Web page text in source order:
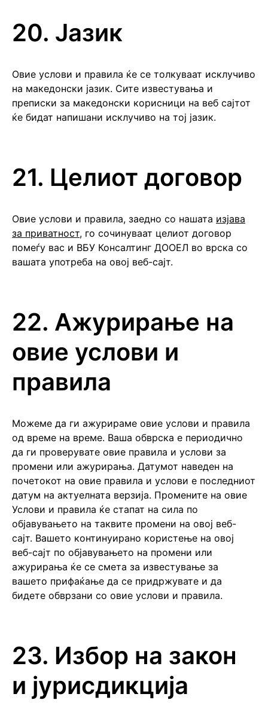
20. Јазик
Овие услови и правила ќе се толкуваат исклучиво
на македонски јазик. Сите известувања и
преписки за македонски корисници на веб сајтот
ќе бидат напишани исклучиво на тој јазик.
21. Целиот договор
Овие услови и правила, заедно со нашата изјава
за приватност, го сочинуваат целиот договор
помеѓу вас и ВБУ Консалтинг ДООЕЛ во врска со
вашата употреба на овој веб-сајт.
22. Ажурирање на
овие услови и
правила
Можеме да ги ажурираме овие услови и правила
од време на време. Ваша обврска е периодично
да ги проверувате овие правила и услови за
промени или ажурирања. Датумот наведен на
почетокот на овие правила и услови е последниот
датум на актуелната верзија. Промените на овие
Услови и правила ќе стапат на сила по
објавувањето на таквите промени на овој веб-
сајт. Вашето континуирано користење на овој
веб-сајт по објавувањето на промени или
ажурирања ќе се смета за известување за
вашето прифаќање да се придржувате и да
бидете обврзани со овие услови и правила.
23. Избор на закон
и јурисдикција